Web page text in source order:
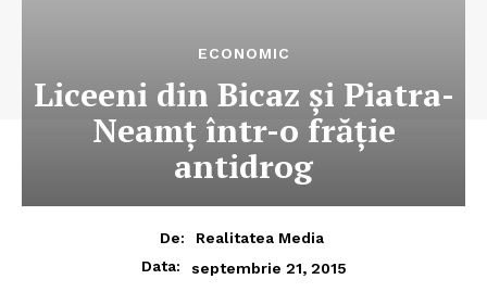
ECONOMIC
Liceeni din Bicaz şi Piatra-
Neamţ într-o frăţie
antidrog
De:
Realitatea Media
Data:
septembrie 21, 2015